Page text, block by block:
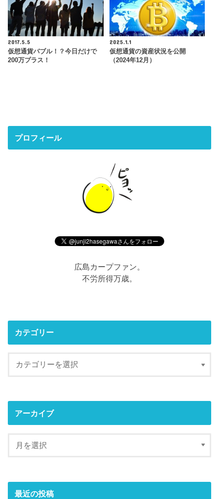
2017.5.5
仮想通貨バブル！？今日だけで
200万プラス！
2025.1.1
仮想通貨の資産状況を公開
（2024年12月）
プロフィール
広島カープファン。
不労所得万歳。
カテゴリー
アーカイブ
最近の投稿